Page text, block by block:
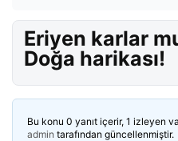
Eriyen karlar
Doğa harikası!
Bu konu 0 yanıt içerir, 1 izleyen
admin tarafından güncellenmiştir.